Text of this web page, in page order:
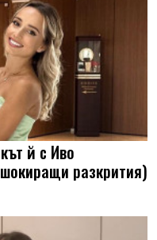
й с Иво
разкрития)